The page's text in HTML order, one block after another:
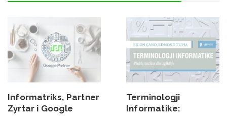
Informatriks, Partner
Zyrtar i Google
Terminologji
Informatike: